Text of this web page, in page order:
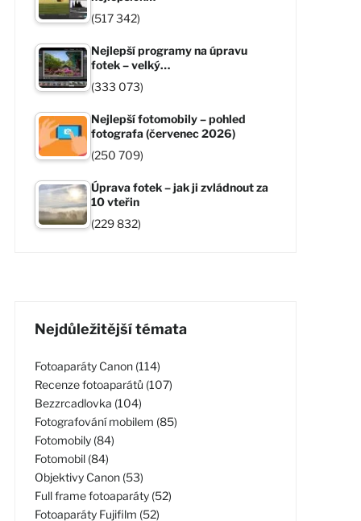
(517 342)
Nejlepší programy na úpravu
fotek – velký…
(333 073)
Nejlepší fotomobily – pohled
fotografa (červenec 2026)
(250 709)
Úprava fotek – jak ji zvládnout za
10 vteřin
(229 832)
Nejdůležitější témata
Fotoaparáty Canon (114)
Recenze fotoaparátů (107)
Bezzrcadlovka (104)
Fotografování mobilem (85)
Fotomobily (84)
Fotomobil (84)
Objektivy Canon (53)
Full frame fotoaparáty (52)
Fotoaparáty Fujifilm (52)